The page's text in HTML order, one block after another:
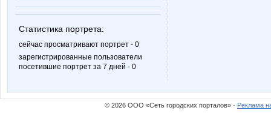
Статистика портрета:
сейчас просматривают портрет - 0
зарегистрированные пользователи
посетившие портрет за 7 дней - 0
© 2026 ООО «Сеть городских порталов» · Реклама